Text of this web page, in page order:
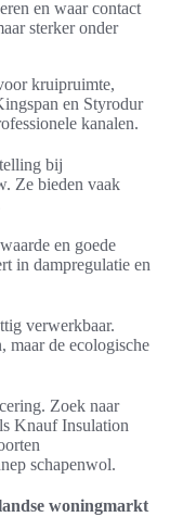
en waar contact
sterker onder
kruipruimte,
en Styrodur
kanalen.
bij
Ze bieden vaak
en goede
in dampregulatie en
verwerkbaar.
maar de ecologische
Zoek naar
Knauf Insulation
schapenwol.
woningmarkt